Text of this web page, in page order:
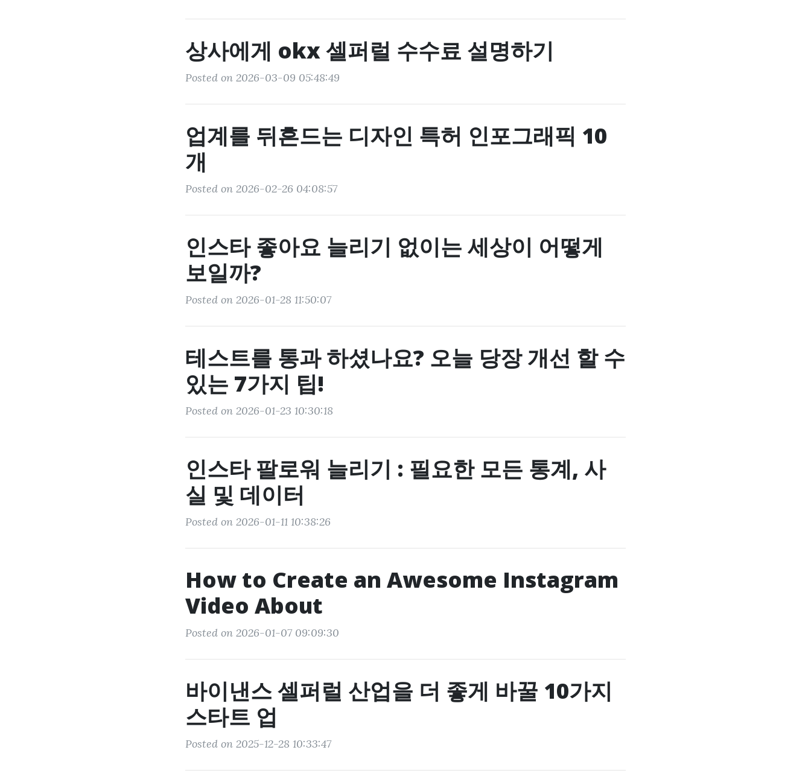
상사에게 okx 셀퍼럴 수수료 설명하기
Posted on 2026-03-09 05:48:49
업계를 뒤흔드는 디자인 특허 인포그래픽 10
개
Posted on 2026-02-26 04:08:57
인스타 좋아요 늘리기 없이는 세상이 어떻게
보일까?
Posted on 2026-01-28 11:50:07
테스트를 통과 하셨나요? 오늘 당장 개선 할 수
있는 7가지 팁!
Posted on 2026-01-23 10:30:18
인스타 팔로워 늘리기 : 필요한 모든 통계, 사
실 및 데이터
Posted on 2026-01-11 10:38:26
How to Create an Awesome Instagram
Video About
Posted on 2026-01-07 09:09:30
바이낸스 셀퍼럴 산업을 더 좋게 바꿀 10가지
스타트 업
Posted on 2025-12-28 10:33:47